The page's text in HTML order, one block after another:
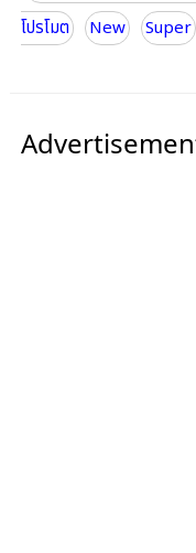
โปรโมต
New Super